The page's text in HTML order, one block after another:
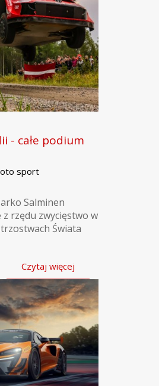
- całe podium
sport
Salminen
rzędu zwycięstwo w
Świata
Czytaj więcej